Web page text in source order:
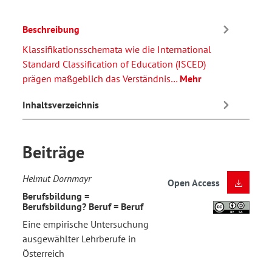
Beschreibung
Klassifikationsschemata wie die International
Standard Classification of Education (ISCED)
prägen maßgeblich das Verständnis… Mehr
Inhaltsverzeichnis
Beiträge
Helmut Dornmayr
Berufsbildung =
Berufsbildung? Beruf = Beruf
Eine empirische Untersuchung
ausgewählter Lehrberufe in
Österreich
Open Access